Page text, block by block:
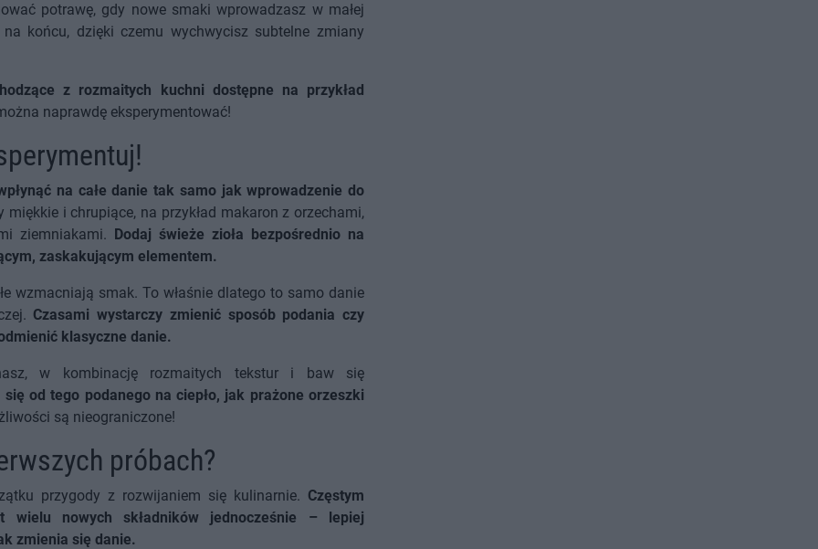
potrawę, gdy nowe smaki wprowadzasz w małej
końcu, dzięki czemu wychwycisz subtelne zmiany
z rozmaitych kuchni dostępne na przykład
naprawdę eksperymentować!
na całe danie tak samo jak wprowadzenie do
miękkie i chrupiące, na przykład makaron z orzechami,
ziemniakami. Dodaj świeże zioła bezpośrednio na
zaskakującym elementem.
wzmacniają smak. To właśnie dlatego to samo danie
Czasami wystarczy zmienić sposób podania czy
klasyczne danie.
w kombinację rozmaitych tekstur i baw się
od tego podanego na ciepło, jak prażone orzeszki
są nieograniczone!
próbach?
przygody z rozwijaniem się kulinarnie. Częstym
wielu nowych składników jednocześnie – lepiej
zmienia się danie.